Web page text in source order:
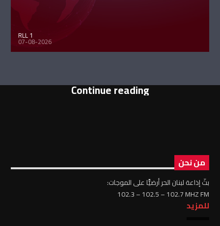
RLL 1
07-08-2026
Continue reading
من نحن
بثّ إذاعة لبنان الحر أرضيًّا على الموجات:
102.3 – 102.5 – 102.7 MHZ FM
للمزيد